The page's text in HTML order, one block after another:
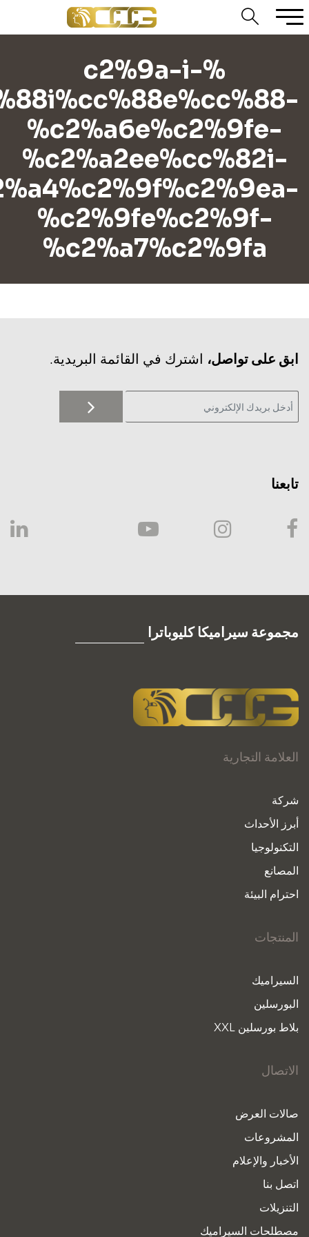
%c2%9a-i-
%c2%a6e%c2%9fe-
%c2%a2ee%cc%82i-
%c2%9fe%c2%9f-
%c2%a7%c2%9fa
‫ابق على تواصل، اشترك في القائمة البريدية.
تابعنا
مجموعة سيراميكا كليوباترا
العلامة التجارية
شركة
أبرز الأحداث
التكنولوجيا
المصانع
احترام البيئة
المنتجات
السيراميك
البورسلين
بلاط بورسلين XXL
الاتصال
صالات العرض
المشروعات
الأخبار والإعلام
اتصل بنا
التنزيلات
مصطلحات السيراميك